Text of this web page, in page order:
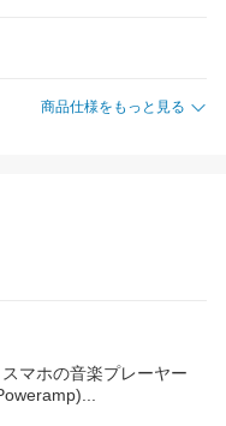
商品仕様をもっと見る
マホの音楽プレーヤー
)